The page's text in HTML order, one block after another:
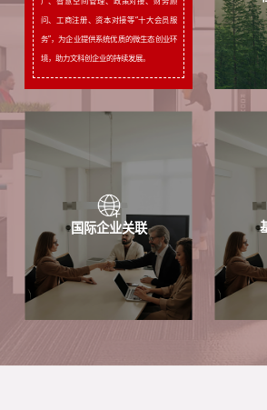
问、工商注册、资本对接等“十大会员服
务”，为企业提供系统优质的微生态创业环
境，助力文科创企业的持续发展。
国际企业关联